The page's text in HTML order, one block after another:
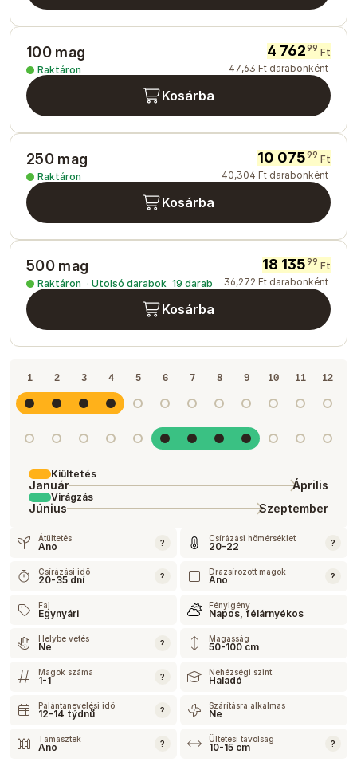
100 mag
Raktáron
4 76299 Ft
47,63 Ft darabonként
Kosárba
250 mag
Raktáron
10 07599 Ft
40,304 Ft darabonként
Kosárba
500 mag
Raktáron · Utolsó darabok 19 darab
18 13599 Ft
36,272 Ft darabonként
Kosárba
1 2 3 4 5 6 7 8 9 10 11 12
Kiültetés
Január Április
Virágzás
Június Szeptember
Átültetés
Ano ? Csírázási hőmérséklet
20-22 ?
Csírázási idő
20-35 dní ? Drazsírozott magok
Ano ?
Faj
Egynyári
Fényigény
Napos, félárnyékos
Helybe vetés
Ne ? Magasság
50-100 cm
Magok száma
1-1 ? Nehézségi szint
Haladó
Palántanevelési idő
12-14 týdnů ? Szárításra alkalmas
Ne
Támaszték
Ano ? Ültetési távolság
10-15 cm ?